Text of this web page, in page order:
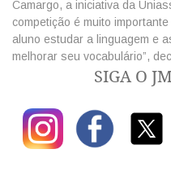
Camargo, a iniciativa da
competição é muito
aluno estudar a linguagem e
melhorar seu vocabulário”,
SIGA O